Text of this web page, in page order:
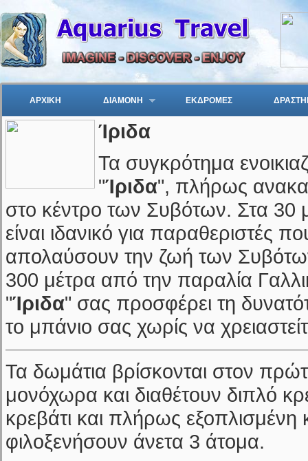
ΑΡΧΙΚΗ ΔΙΑΜΟΝΗ ΕΚΔΡΟΜΕΣ
Ίριδα
Τα συγκρότημα
"Ίριδα", πλήρως
στο κέντρο των Συβότων. Στα 30
είναι ιδανικό για παραθεριστές
απολαύσουν την ζωή των
300 μέτρα από την παραλία
"Ίριδα" σας προσφέρει τη
το μπάνιο σας χωρίς να
Τα δωμάτια βρίσκονται στον
μονόχωρα και διαθέτουν διπλό
κρεβάτι και πλήρως
φιλοξενήσουν άνετα 3 άτομα.